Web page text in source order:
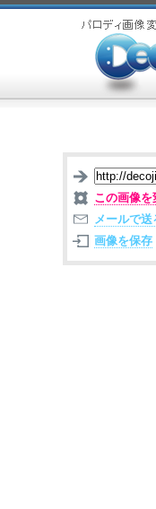
この画像を
メールで送
画像を保存